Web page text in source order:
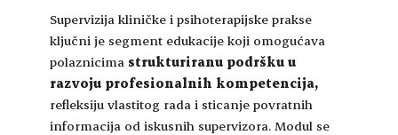
Supervizija kliničke i psihoterapijske prakse
ključni je segment edukacije koji omogućava
polaznicima strukturiranu podršku u
razvoju profesionalnih kompetencija,
refleksiju vlastitog rada i sticanje povratnih
informacija od iskusnih supervizora. Modul se